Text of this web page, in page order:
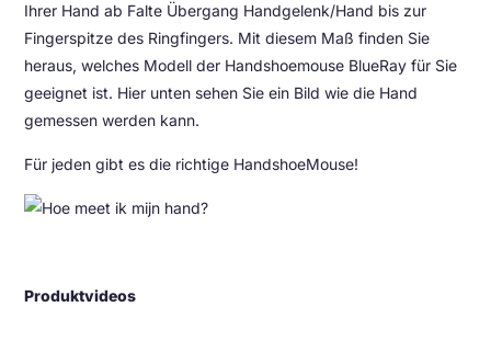
Ihrer Hand ab Falte Übergang Handgelenk/Hand bis zur
Fingerspitze des Ringfingers. Mit diesem Maß finden Sie
heraus, welches Modell der Handshoemouse BlueRay für Sie
geeignet ist. Hier unten sehen Sie ein Bild wie die Hand
gemessen werden kann.
Für jeden gibt es die richtige HandshoeMouse!
Produktvideos